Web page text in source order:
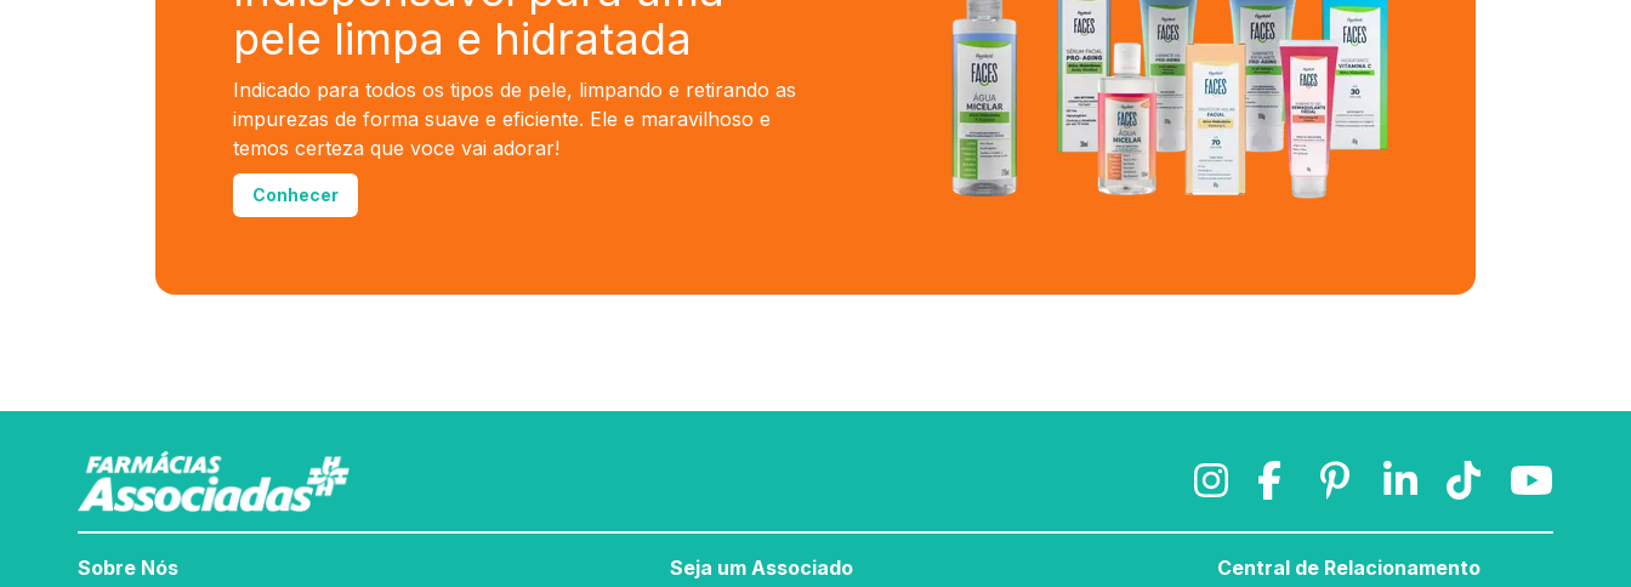
pele limpa e hidratada
Indicado para todos os tipos de pele, limpando e retirando as
impurezas de forma suave e eficiente. Ele e maravilhoso e
temos certeza que voce vai adorar!
Conhecer
Sobre Nós Seja um Associado Central de Relacionamento